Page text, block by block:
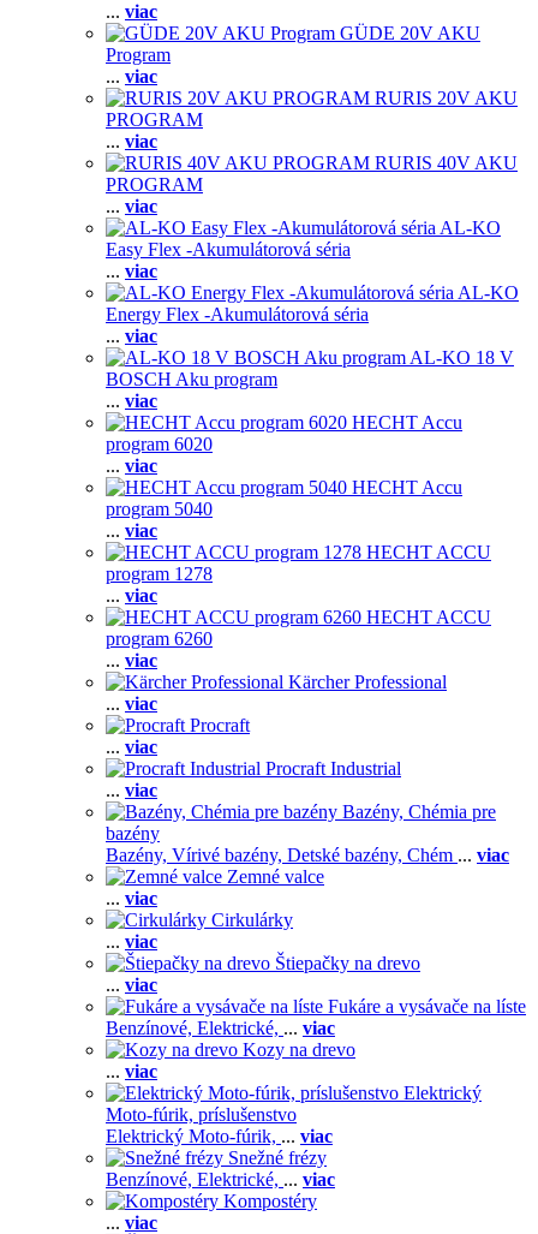
... viac
GÜDE 20V AKU
Program
... viac
RURIS 20V AKU
PROGRAM
... viac
RURIS 40V AKU
PROGRAM
... viac
AL-KO
Easy Flex -Akumulátorová séria
... viac
AL-KO
Energy Flex -Akumulátorová séria
... viac
AL-KO 18 V
BOSCH Aku program
... viac
HECHT Accu
program 6020
... viac
HECHT Accu
program 5040
... viac
HECHT ACCU
program 1278
... viac
HECHT ACCU
program 6260
... viac
Kärcher Professional
... viac
Procraft
... viac
Procraft Industrial
... viac
Bazény, Chémia pre
bazény
Bazény, Vírivé bazény, Detské bazény, Chém ... viac
Zemné valce
... viac
Cirkulárky
... viac
Štiepačky na drevo
... viac
Fukáre a vysávače na líste
Benzínové, Elektrické, ... viac
Kozy na drevo
... viac
Elektrický
Moto-fúrik, príslušenstvo
Elektrický Moto-fúrik, ... viac
Snežné frézy
Benzínové, Elektrické, ... viac
Kompostéry
... viac